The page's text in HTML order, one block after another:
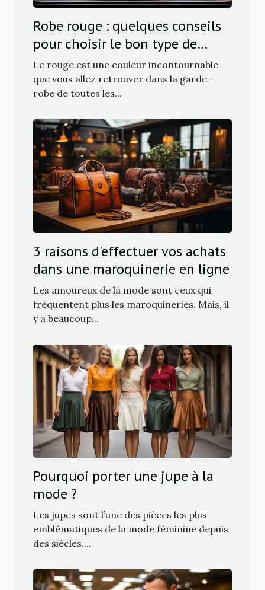
Robe rouge : quelques conseils
pour choisir le bon type de
bijoux
Le rouge est une couleur incontournable
que vous allez retrouver dans la garde-
robe de toutes les...
3 raisons d'effectuer vos achats
dans une maroquinerie en ligne
Les amoureux de la mode sont ceux qui
fréquentent plus les maroquineries. Mais, il
y a beaucoup...
Pourquoi porter une jupe à la
mode ?
Les jupes sont l’une des pièces les plus
emblématiques de la mode féminine depuis
des siècles....